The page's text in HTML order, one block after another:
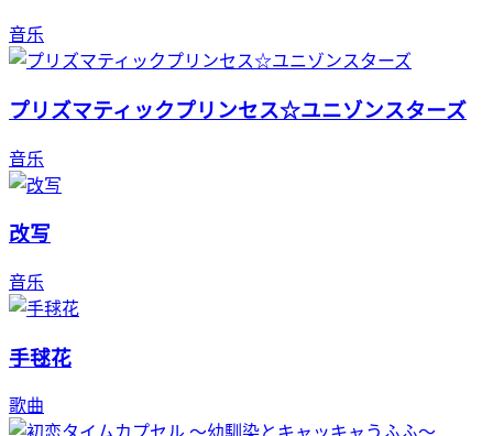
音乐
プリズマティックプリンセス☆ユニゾンスターズ
音乐
改写
音乐
手毬花
歌曲